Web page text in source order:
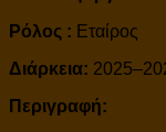
Ρόλος : Εταίρος
Διάρκεια:
Περιγραφή: